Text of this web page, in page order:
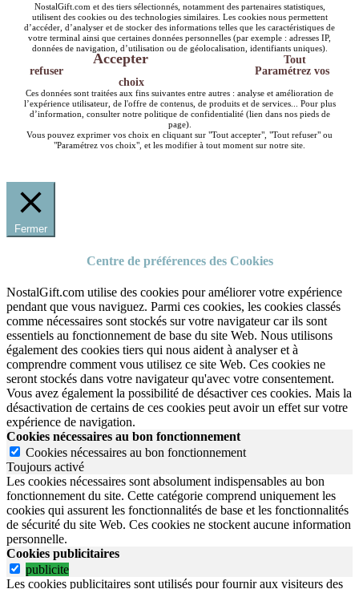
NostalGift.com et des tiers sélectionnés, notamment des partenaires statistiques,
utilisent des cookies ou des technologies similaires. Les cookies nous permettent
d’accéder, d’analyser et de stocker des informations telles que les caractéristiques de
votre terminal ainsi que certaines données personnelles (par exemple : adresses IP,
données de navigation, d’utilisation ou de géolocalisation, identifiants uniques).
Accepter
Tout
refuser
Paramétrez vos
choix
Ces données sont traitées aux fins suivantes entre autres : analyse et amélioration de
l’expérience utilisateur, de l'offre de contenus, de produits et de services... Pour plus
d’information, consulter notre politique de confidentialité (lien dans nos pieds de
page).
Vous pouvez exprimer vos choix en cliquant sur "Tout accepter", "Tout refuser" ou
"Paramétrez vos choix", et les modifier à tout moment sur notre site.
Fermer
Centre de préférences des Cookies
NostalGift.com utilise des cookies pour améliorer votre expérience
pendant que vous naviguez. Parmi ces cookies, les cookies classés
comme nécessaires sont stockés sur votre navigateur car ils sont
essentiels au fonctionnement de base du site Web. Nous utilisons
également des cookies tiers qui nous aident à analyser et à
comprendre comment vous utilisez ce site Web. Ces cookies ne
seront stockés dans votre navigateur qu'avec votre consentement.
Vous avez également la possibilité de désactiver ces cookies. Mais la
désactivation de certains de ces cookies peut avoir un effet sur votre
expérience de navigation.
Cookies nécessaires au bon fonctionnement
Cookies nécessaires au bon fonctionnement
Toujours activé
Les cookies nécessaires sont absolument indispensables au bon
fonctionnement du site. Cette catégorie comprend uniquement les
cookies qui assurent les fonctionnalités de base et les fonctionnalités
de sécurité du site Web. Ces cookies ne stockent aucune information
personnelle.
Cookies publicitaires
publicite
Les cookies publicitaires sont utilisés pour fournir aux visiteurs des